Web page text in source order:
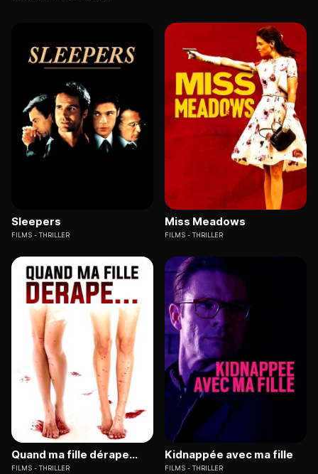
Sleepers
FILMS THRILLER
Miss Meadows
FILMS THRILLER
Quand ma fille dérape...
FILMS THRILLER
Kidnappée avec ma fille
FILMS THRILLER